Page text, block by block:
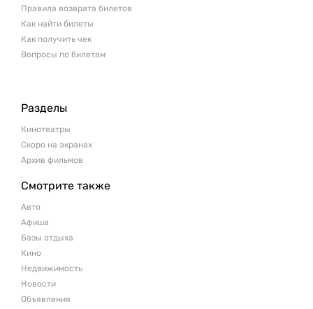
Правила возврата билетов
Как найти билеты
Как получить чек
Вопросы по билетам
Разделы
Кинотеатры
Скоро на экранах
Архив фильмов
Смотрите также
Авто
Афиша
Базы отдыха
Кино
Недвижимость
Новости
Объявления